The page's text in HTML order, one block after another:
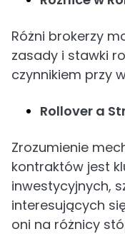
Różni brokerzy
zasady i stawki
czynnikiem przy
Rollover a
Zrozumienie
kontraktów jest
inwestycyjnych,
interesujących
oni na różnicy